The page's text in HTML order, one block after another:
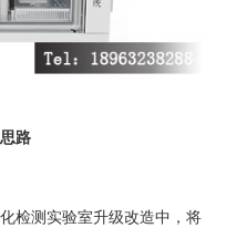
路
检测实验室升级改造中，将